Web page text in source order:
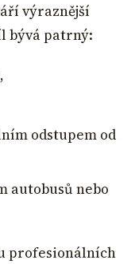
výraznější
bývá patrný:
odstupem od
autobusů nebo
profesionálních